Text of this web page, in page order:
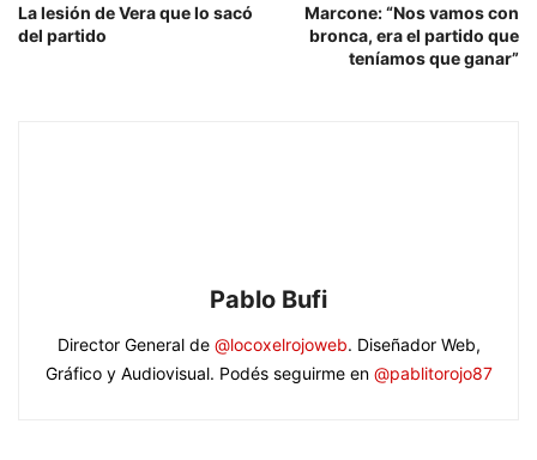
La lesión de Vera que lo sacó
del partido
Marcone: “Nos vamos con
bronca, era el partido que
teníamos que ganar”
Pablo Bufi
Director General de @locoxelrojoweb. Diseñador Web,
Gráfico y Audiovisual. Podés seguirme en @pablitorojo87